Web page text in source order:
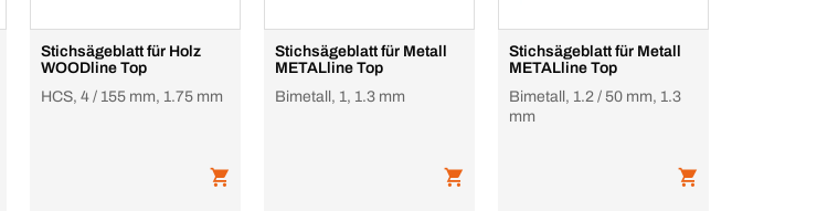
Stichsägeblatt für Holz
WOODline Top
HCS, 4 / 155 mm, 1.75 mm
Stichsägeblatt für Metall
METALline Top
Bimetall, 1, 1.3 mm
Stichsägeblatt für Metall
METALline Top
Bimetall, 1.2 / 50 mm, 1.3
mm